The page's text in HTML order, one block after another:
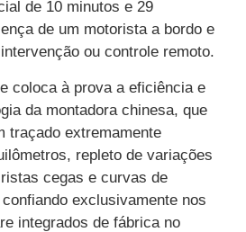
de 10 minutos e 29
de um motorista a bordo e
ou controle remoto.
coloca à prova a eficiência e
da montadora chinesa, que
traçado extremamente
repleto de variações
cegas e curvas de
exclusivamente nos
integrados de fábrica no